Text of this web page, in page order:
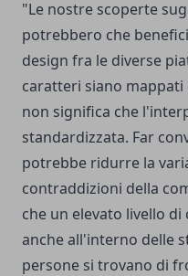
"Le nostre scoperte
potrebbero che
design fra le diverse
caratteri siano
non significa che
standardizzata. Far
potrebbe ridurre la
contraddizioni della
che un elevato livello
anche all'interno delle
persone si trovano di